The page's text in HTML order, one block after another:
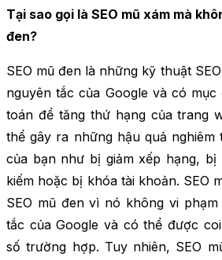
Tại sao gọi là SEO mũ xám mà
đen?
SEO mũ đen là những kỹ thuật
nguyên tắc của Google và có
toán để tăng thứ hạng của trang
thể gây ra những hậu quả
của bạn như bị giảm xếp hạng, bị
kiếm hoặc bị khóa tài khoản. SEO
SEO mũ đen vì nó không vi
tắc của Google và có thể được
số trường hợp. Tuy nhiên, SEO